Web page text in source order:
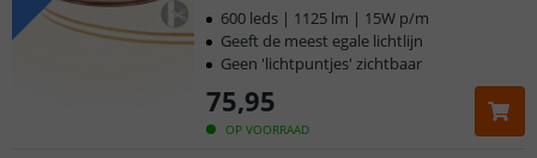
OP VOORRAAD
75,95
600 leds | 1125 lm | 15W p/m
Geeft de meest egale lichtlijn
Geen 'lichtpuntjes' zichtbaar